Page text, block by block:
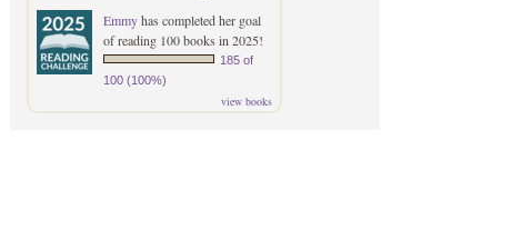
Emmyhas completed her goal
of reading 100 books in 2025!
185 of
100 (100%)
view books